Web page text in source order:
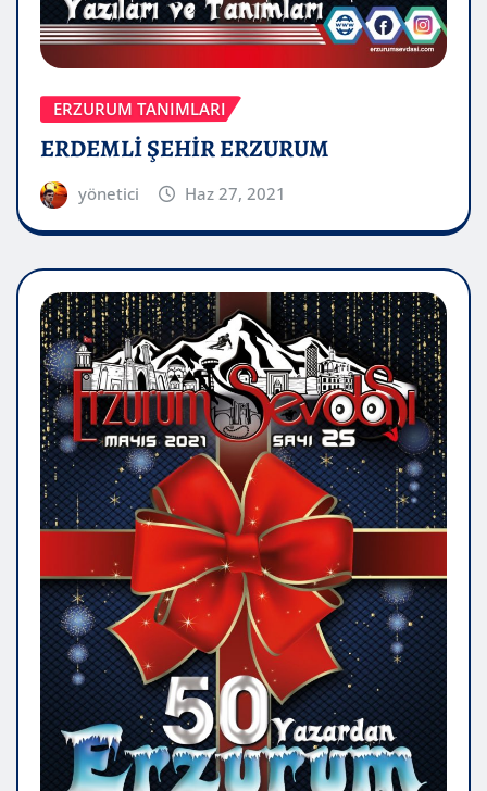
ERZURUM TANIMLARI
ERDEMLİ ŞEHİR ERZURUM
yönetici Haz 27, 2021